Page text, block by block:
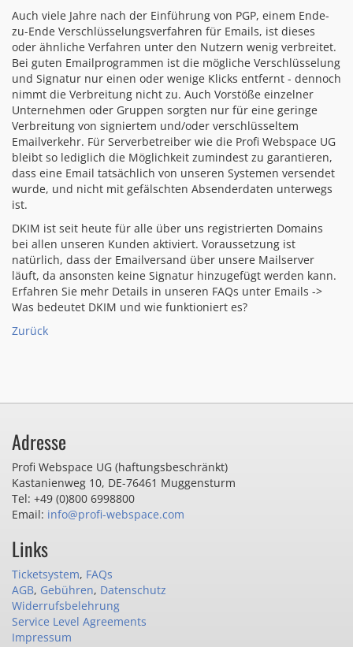
Auch viele Jahre nach der Einführung von PGP, einem Ende-
zu-Ende Verschlüsselungsverfahren für Emails, ist dieses
oder ähnliche Verfahren unter den Nutzern wenig verbreitet.
Bei guten Emailprogrammen ist die mögliche Verschlüsselung
und Signatur nur einen oder wenige Klicks entfernt - dennoch
nimmt die Verbreitung nicht zu. Auch Vorstöße einzelner
Unternehmen oder Gruppen sorgten nur für eine geringe
Verbreitung von signiertem und/oder verschlüsseltem
Emailverkehr. Für Serverbetreiber wie die Profi Webspace UG
bleibt so lediglich die Möglichkeit zumindest zu garantieren,
dass eine Email tatsächlich von unseren Systemen versendet
wurde, und nicht mit gefälschten Absenderdaten unterwegs
ist.
DKIM ist seit heute für alle über uns registrierten Domains
bei allen unseren Kunden aktiviert. Voraussetzung ist
natürlich, dass der Emailversand über unsere Mailserver
läuft, da ansonsten keine Signatur hinzugefügt werden kann.
Erfahren Sie mehr Details in unseren FAQs unter Emails ->
Was bedeutet DKIM und wie funktioniert es?
Zurück
Adresse
Profi Webspace UG (haftungsbeschränkt)
Kastanienweg 10, DE-76461 Muggensturm
Tel: +49 (0)800 6998800
Email: info@profi-webspace.com
Links
Ticketsystem, FAQs
AGB, Gebühren, Datenschutz
Widerrufsbelehrung
Service Level Agreements
Impressum